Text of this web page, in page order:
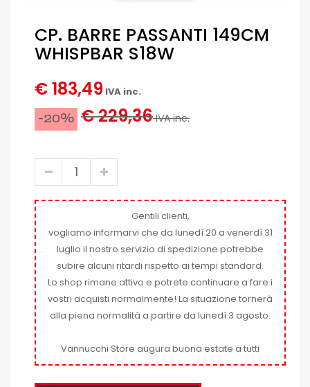
CP. BARRE PASSANTI 149CM
WHISPBAR S18W
€ 183,49 IVA inc.
-20% € 229,36IVA inc.
Gentili clienti,
vogliamo informarvi che da lunedì 20 a venerdì 31
luglio il nostro servizio di spedizione potrebbe
subire alcuni ritardi rispetto ai tempi standard.
Lo shop rimane attivo e potrete continuare a fare i
vostri acquisti normalmente! La situazione tornerà
alla piena normalità a partire da lunedì 3 agosto.
Vannucchi Store augura buona estate a tutti